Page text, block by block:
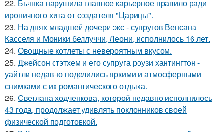
22. Бьянка нарушила главное карьерное правило ради
ироничного хита от создателя "Царицы".
23. На днях младшей дочери экс - супругов Венсана
Касселя и Моники беллуччи, Леони, исполнилось 16 лет.
24. Овощные котлеты с невероятным вкусом.
25. Джейсон стэтхем и его супруга роузи хантингтон -
уайтли недавно поделились яркими и атмосферными
снимками с их романтического отдыха.
26. Светлана ходченкова, которой недавно исполнилось
43 года, продолжает удивлять поклонников своей
физической подготовкой.